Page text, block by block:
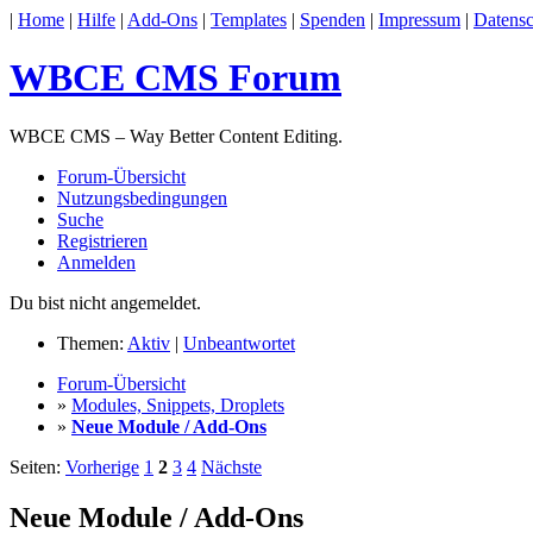
| Home | Hilfe | Add-Ons | Templates | Spenden | Impressum |
WBCE CMS Forum
WBCE CMS – Way Better Content Editing.
Forum-Übersicht
Nutzungsbedingungen
Suche
Registrieren
Anmelden
Du bist nicht angemeldet.
Themen: Aktiv | Unbeantwortet
Forum-Übersicht
» Modules, Snippets, Droplets
» Neue Module / Add-Ons
Seiten: Vorherige 1 2 3 4 Nächste
Neue Module / Add-Ons